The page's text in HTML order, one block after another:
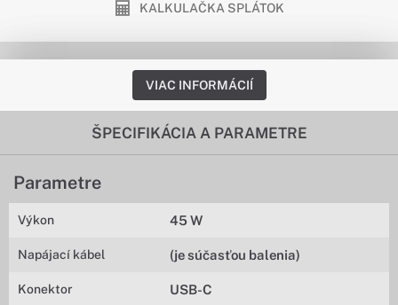
KALKULAČKA SPLÁTOK
VIAC INFORMÁCIÍ
ŠPECIFIKÁCIA A PARAMETRE
Parametre
Výkon 45 W
Napájací kábel (je súčasťou balenia)
Konektor USB-C